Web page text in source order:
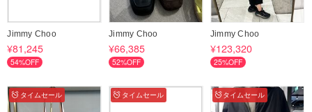
Jimmy Choo
¥81,245
54%OFF
Jimmy Choo
¥66,385
52%OFF
Jimmy Choo
¥123,320
25%OFF
タイムセール タイムセール タイムセール